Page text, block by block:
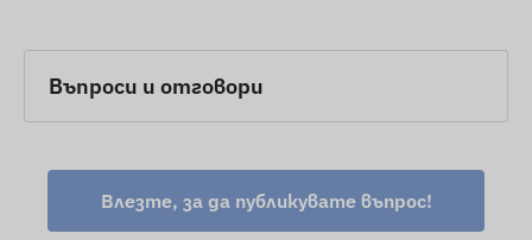
Въпроси и отговори
Влезте, за да публикувате въпрос!